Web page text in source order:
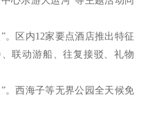
区内12家要点酒店推出特征
联动游船、往复接驳、礼物
西海子等无界公园全天候免